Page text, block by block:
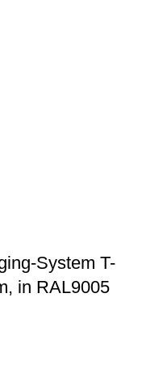
System T-
in RAL9005